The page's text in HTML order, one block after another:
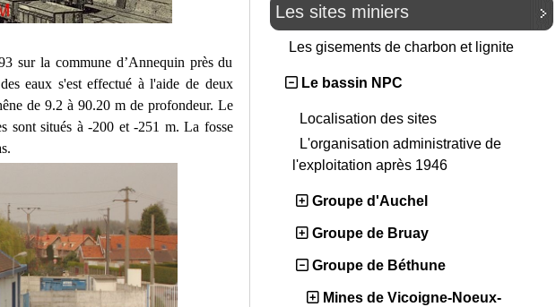
sur la commune d’Annequin près du
eaux s'est effectué à l'aide de deux
de 9.2 à 90.20 m de profondeur. Le
sont situés à -200 et -251 m. La fosse
Les sites miniers
Les gisements de charbon et lignite
Le bassin NPC
Localisation des sites
L'organisation administrative de
l'exploitation après 1946
Groupe d'Auchel
Groupe de Bruay
Groupe de Béthune
Mines de Vicoigne-Noeux-